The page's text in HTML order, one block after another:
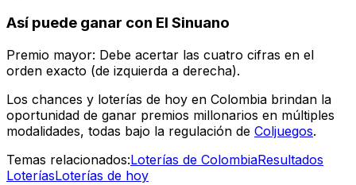
Así puede ganar con El Sinuano
Premio mayor: Debe acertar las cuatro cifras en el
orden exacto (de izquierda a derecha).
Los chances y loterías de hoy en Colombia brindan la
oportunidad de ganar premios millonarios en múltiples
modalidades, todas bajo la regulación de Coljuegos.
Temas relacionados:Loterías de ColombiaResultados
LoteríasLoterías de hoy